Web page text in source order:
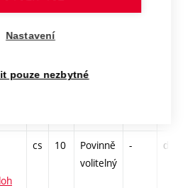
cs 10
cs 10
Povinně
volitelný
- drzk
Nastavení
pouze nezbytné